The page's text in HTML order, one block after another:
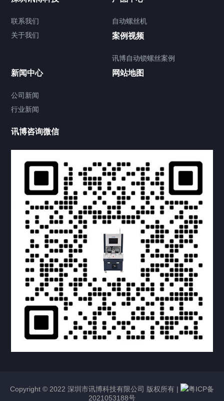
关于我们
提交您的需求，获取产品资料与报价
联系我们
关于我们
自动螺丝机
案例视频
讯博自动锁螺丝案例
新闻中心
公司新闻
行业新闻
网站地图
讯博咨询微信
Copyright © 2022 深圳市讯博科技有限公司 版权所有 |
粤ICP备
2021053188号